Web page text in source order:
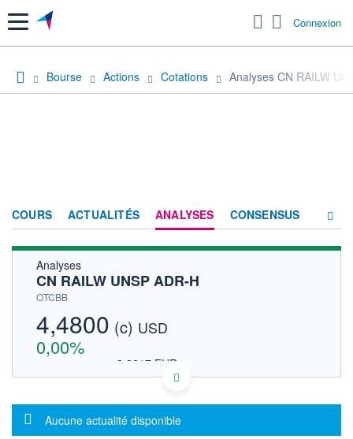
Menu Connexion
Bourse Actions Cotations Analyses CN RAILW
COURS ACTUALITÉS ANALYSES CONSENSUS
Analyses
CN RAILW UNSP ADR-H
OTCBB
4,4800 (c) USD
0,00%
3,8817 EUR
DONNÉES TEMPS DIFFÉRÉ
Politique d'exécution
Cotation sur les autres places
Message d'information
Aucune actualité disponible